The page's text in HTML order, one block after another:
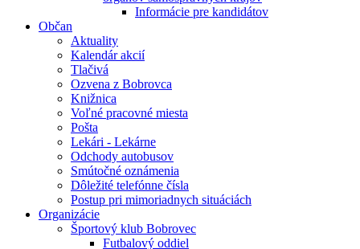
Informácie pre kandidátov
Občan
Aktuality
Kalendár akcií
Tlačivá
Ozvena z Bobrovca
Knižnica
Voľné pracovné miesta
Pošta
Lekári - Lekárne
Odchody autobusov
Smútočné oznámenia
Dôležité telefónne čísla
Postup pri mimoriadnych situáciách
Organizácie
Športový klub Bobrovec
Futbalový oddiel